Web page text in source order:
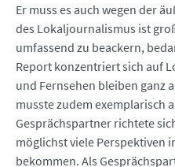
Er muss es auch wegen der
des Lokaljournalismus ist
umfassend zu beackern,
Report konzentriert sich auf
und Fernsehen bleiben ganz
musste zudem exemplarisch
Gesprächspartner richtete
möglichst viele Perspektiven
bekommen. Als